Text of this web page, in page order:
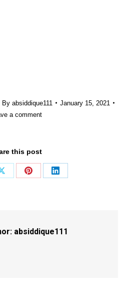
By absiddique111
January 15, 2021
a comment
this post
Share
Share
Share
absiddique111